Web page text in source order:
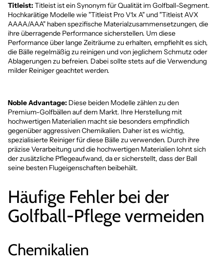
Titleist:Titleist ist ein Synonym für Qualität im Golfball-Segment.
Hochkarätige Modelle wie "Titleist Pro V1x A" und "Titleist AVX
AAAA/AAA" haben spezifische Materialzusammensetzungen, die
ihre überragende Performance sicherstellen. Um diese
Performance über lange Zeiträume zu erhalten, empfiehlt es sich,
die Bälle regelmäßig zu reinigen und von jeglichem Schmutz oder
Ablagerungen zu befreien. Dabei sollte stets auf die Verwendung
milder Reiniger geachtet werden.
Noble Advantage: Diese beiden Modelle zählen zu den
Premium-Golfbällen auf dem Markt. Ihre Herstellung mit
hochwertigen Materialien macht sie besonders empfindlich
gegenüber aggressiven Chemikalien. Daher ist es wichtig,
spezialisierte Reiniger für diese Bälle zu verwenden. Durch ihre
präzise Verarbeitung und die hochwertigen Materialien lohnt sich
der zusätzliche Pflegeaufwand, da er sicherstellt, dass der Ball
seine besten Flugeigenschaften beibehält.
Häufige Fehler bei der
Golfball-Pflege vermeiden
Chemikalien